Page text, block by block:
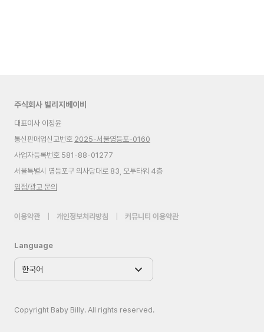
주식회사 빌리지베이비
대표이사 이정윤
통신판매업신고번호 2025-서울영등포-0160
사업자등록번호 581-88-01277
서울특별시 영등포구 의사당대로 83, 오투타워 4층
입점/광고 문의
이용약관 개인정보처리방침 커뮤니티 이용약관
Language
Copyright Baby Billy. All rights reserved.